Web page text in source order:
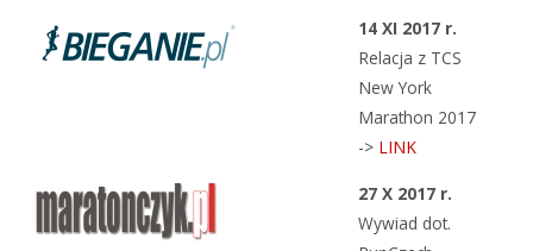
14 XI 2017 r.
Relacja z TCS
New York
Marathon 2017
-> LINK
27 X 2017 r.
Wywiad dot.